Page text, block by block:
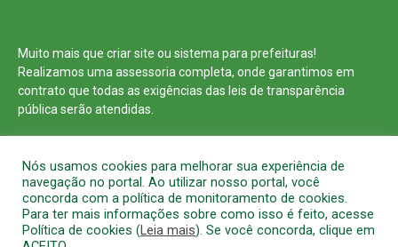
Muito mais que criar site ou sistema para prefeituras!
Realizamos uma assessoria completa, onde garantimos em
contrato que todas as exigências das leis de transparência
pública serão atendidas.
Todos os direitos reservados a Prefeitura Municipal de Barcarena
Nós usamos cookies para melhorar sua experiência de
navegação no portal. Ao utilizar nosso portal, você
concorda com a política de monitoramento de cookies.
Para ter mais informações sobre como isso é feito, acesse
Política de cookies (Leia mais). Se você concorda, clique em